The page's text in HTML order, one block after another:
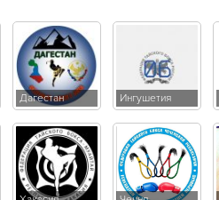
Дагестан Ингушетия